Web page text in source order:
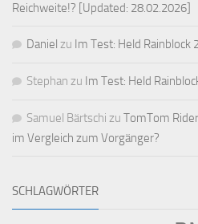
Reichweite!? [Updated: 28.02.2026]
Daniel zu Im Test: Held
Stephan zu Im Test: Held
Samuel Bärtschi zu TomTom
im Vergleich zum Vorgänger?
SCHLAGWÖRTER